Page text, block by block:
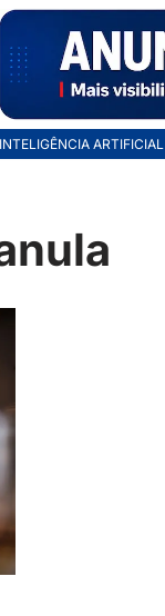
INTELIGÊNCIA ARTIFICIAL